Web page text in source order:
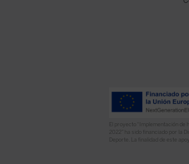
El proyecto “Implementación de
2022” ha sido financiado por la
Deporte. La finalidad de este